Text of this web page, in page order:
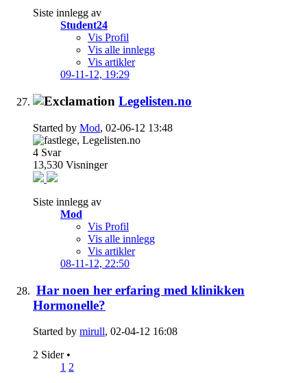
Siste innlegg av
Student24
Vis Profil
Vis alle innlegg
Vis artikler
09-11-12, 19:29
Legelisten.no
Started by Mod, 02-06-12 13:48
4 Svar
13,530 Visninger
Siste innlegg av
Mod
Vis Profil
Vis alle innlegg
Vis artikler
08-11-12, 22:50
Har noen her erfaring med klinikken
Hormonelle?
Started by mirull, 02-04-12 16:08
2 Sider •
1 2